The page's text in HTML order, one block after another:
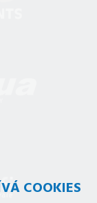
COOKIES